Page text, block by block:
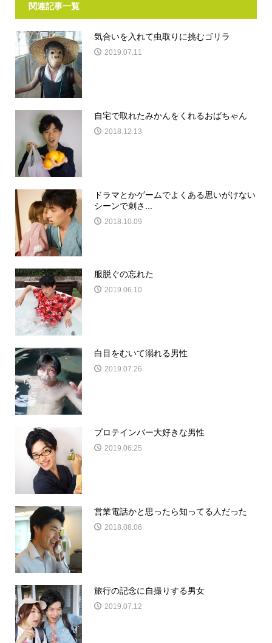
関連記事一覧
気合いを入れて虫取りに挑むゴリラ
2019.07.11
自宅で取れたみかんをくれるおばちゃん
2018.12.13
ドラマとかゲームでよくある思いがけない
シーンで刺さ...
2018.10.09
服脱ぐの忘れた
2019.06.10
白目をむいて溺れる男性
2019.07.26
プロテインバー大好きな男性
2019.06.25
営業電話かと思ったら知ってる人だった
2018.08.06
旅行の記念に自撮りする男女
2019.07.12